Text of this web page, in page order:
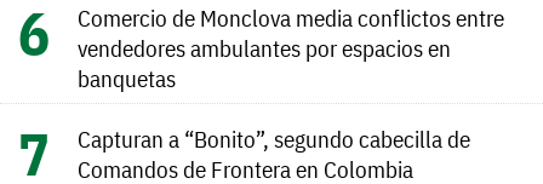
Comercio de Monclova media conflictos entre
vendedores ambulantes por espacios en
banquetas
Capturan a “Bonito”, segundo cabecilla de
Comandos de Frontera en Colombia